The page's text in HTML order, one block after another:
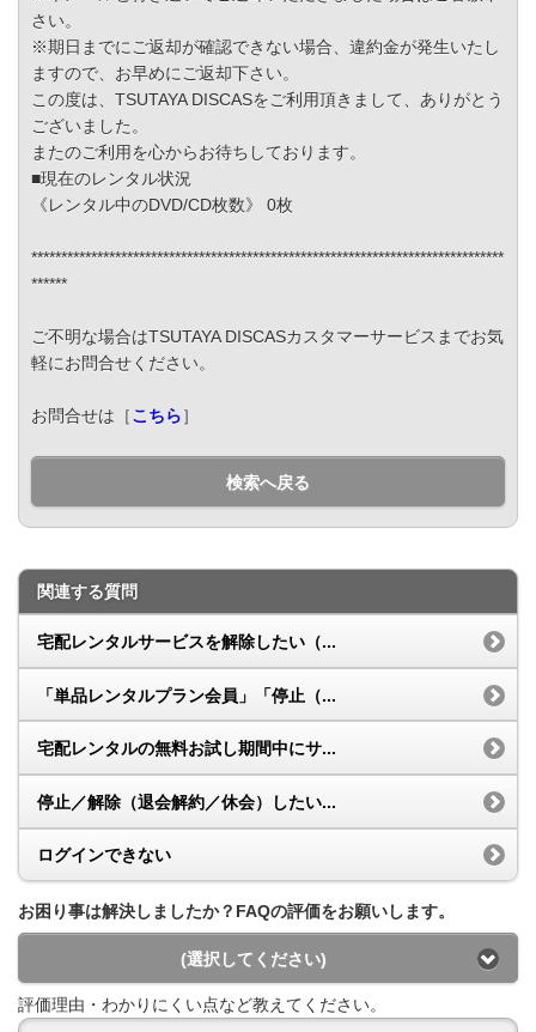
さい。
※期日までにご返却が確認できない場合、違約金が発生いたし
ますので、お早めにご返却下さい。
この度は、TSUTAYA DISCASをご利用頂きまして、ありがとう
ございました。
またのご利用を心からお待ちしております。
■現在のレンタル状況
《レンタル中のDVD/CD枚数》 0枚
*******************************************************************************
******
ご不明な場合はTSUTAYA DISCASカスタマーサービスまでお気
軽にお問合せください。
お問合せは［こちら］
検索へ戻る
関連する質問
宅配レンタルサービスを解除したい（...
「単品レンタルプラン会員」「停止（...
宅配レンタルの無料お試し期間中にサ...
停止／解除（退会解約／休会）したい...
ログインできない
お困り事は解決しましたか？FAQの評価をお願いします。
(選択してください)
評価理由・わかりにくい点など教えてください。